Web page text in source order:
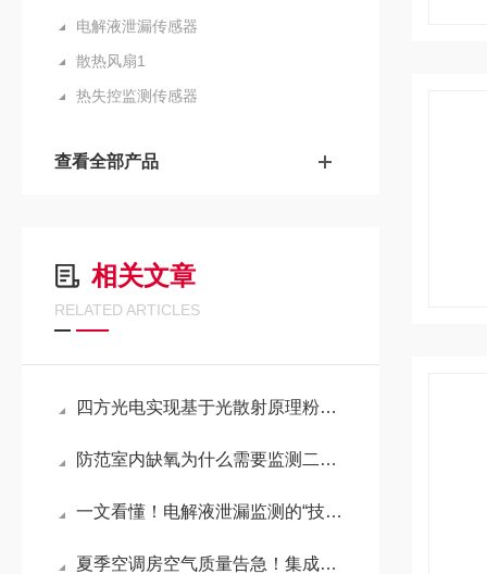
电解液泄漏传感器
散热风扇1
热失控监测传感器
查看全部产品
相关文章
RELATED ARTICLES
四方光电实现基于光散射原理粉尘（PM2.5)传感器在多个领域中的创新应用
防范室内缺氧为什么需要监测二氧化碳而不是氧气？
一文看懂！电解液泄漏监测的“技术擂台”
夏季空调房空气质量告急！集成空品传感器守护舒适家居环境